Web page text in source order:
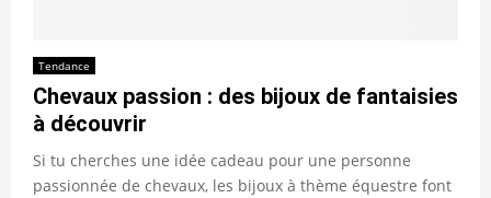
Tendance
Chevaux passion : des bijoux de fantaisies
à découvrir
Si tu cherches une idée cadeau pour une personne
passionnée de chevaux, les bijoux à thème équestre font